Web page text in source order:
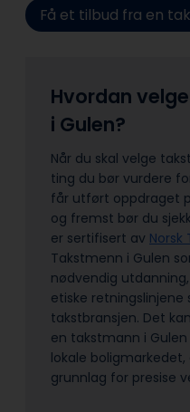
Få et tilbud fra en
Hvordan
i Gulen?
Når du skal velge
ting du bør vurdere
får utført oppdraget
og fremst bør du
er sertifisert av Norsk
Takstmenn i Gulen
nødvendig
etiske
takstbransjen. Det
en takstmann i
lokale
grunnlag for presise